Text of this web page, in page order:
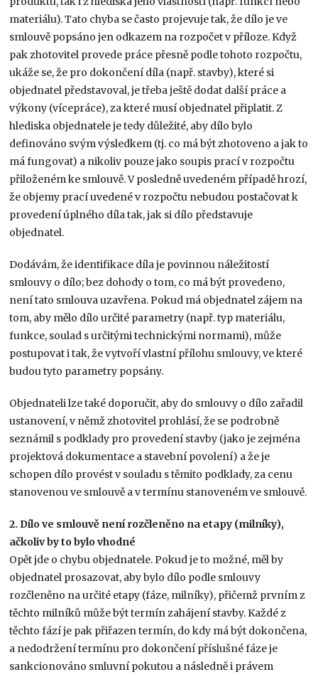
materiálu). Tato chyba se často projevuje tak, že dílo je ve
smlouvě popsáno jen odkazem na rozpočet v příloze. Když
pak zhotovitel provede práce přesně podle tohoto rozpočtu,
ukáže se, že pro dokončení díla (např. stavby), které si
objednatel představoval, je třeba ještě dodat další práce a
výkony (vícepráce), za které musí objednatel připlatit. Z
hlediska objednatele je tedy důležité, aby dílo bylo
definováno svým výsledkem (tj. co má být zhotoveno a jak to
má fungovat) a nikoliv pouze jako soupis prací v rozpočtu
přiloženém ke smlouvě. V posledně uvedeném případě hrozí,
že objemy prací uvedené v rozpočtu nebudou postačovat k
provedení úplného díla tak, jak si dílo představuje
objednatel.
Dodávám, že identifikace díla je povinnou náležitostí
smlouvy o dílo; bez dohody o tom, co má být provedeno,
není tato smlouva uzavřena. Pokud má objednatel zájem na
tom, aby mělo dílo určité parametry (např. typ materiálu,
funkce, soulad s určitými technickými normami), může
postupovat i tak, že vytvoří vlastní přílohu smlouvy, ve které
budou tyto parametry popsány.
Objednateli lze také doporučit, aby do smlouvy o dílo zařadil
ustanovení, v němž zhotovitel prohlásí, že se podrobně
seznámil s podklady pro provedení stavby (jako je zejména
projektová dokumentace a stavební povolení) a že je
schopen dílo provést v souladu s těmito podklady, za cenu
stanovenou ve smlouvě a v termínu stanoveném ve smlouvě.
2. Dílo ve smlouvě není rozčleněno na etapy (milníky),
ačkoliv by to bylo vhodné
Opět jde o chybu objednatele. Pokud je to možné, měl by
objednatel prosazovat, aby bylo dílo podle smlouvy
rozčleněno na určité etapy (fáze, milníky), přičemž prvním z
těchto milníků může být termín zahájení stavby. Každé z
těchto fází je pak přiřazen termín, do kdy má být dokončena,
a nedodržení termínu pro dokončení příslušné fáze je
sankcionováno smluvní pokutou a následně i právem